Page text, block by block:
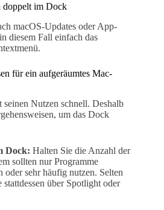
doppelt im Dock
macOS-Updates oder App-
diesem Fall einfach das
für ein aufgeräumtes Mac-
Nutzen schnell. Deshalb
um das Dock
Dock: Halten Sie die Anzahl der
sollten nur Programme
oder sehr häufig nutzen. Selten
über Spotlight oder